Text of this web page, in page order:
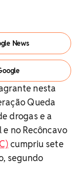
News
nesta
Queda
drogas e a
no Recôncavo
cumpriu sete
segundo